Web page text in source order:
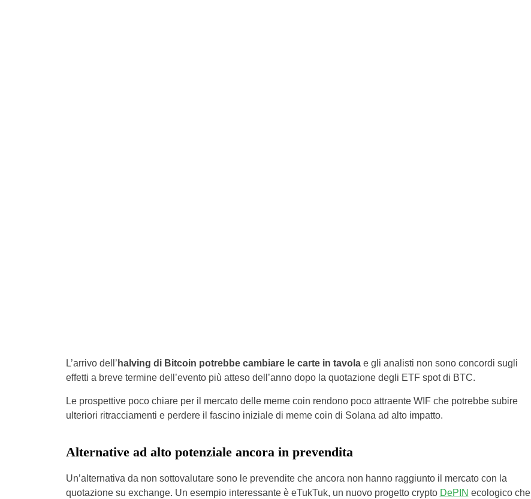
L’arrivo dell’ halving di Bitcoin potrebbe cambiare le carte in tavolae gli analisti non sono concordi sugli
effetti a breve termine dell’evento più atteso dell’anno dopo la quotazione degli ETF spot di BTC.
Le prospettive poco chiare per il mercato delle meme coin rendono poco attraente WIF che potrebbe subire
ulteriori ritracciamenti e perdere il fascino iniziale di meme coin di Solana ad alto impatto.
Alternative ad alto potenziale ancora in prevendita
Un’alternativa da non sottovalutare sono le prevendite che ancora non hanno raggiunto il mercato con la
quotazione su exchange. Un esempio interessante è eTukTuk, un nuovo progetto crypto DePIN ecologico che